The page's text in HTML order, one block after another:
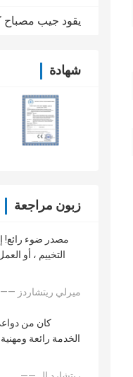
يقود جيب مصباح
شهادة
زبون مراجعة
مصدر ضوء رائع!
التخييم ، أو
—— ميرلي ريتشاردز
كان من
الخدمة رائعة